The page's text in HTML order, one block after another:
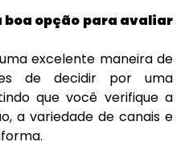
boa opção para avaliar
excelente maneira de
de decidir por uma
que você verifique a
a variedade de canais e